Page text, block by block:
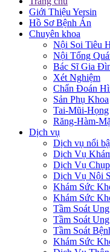
Giới Thiệu Yersin
Hồ Sơ Bệnh Án
Chuyên khoa
Nội Soi Tiêu
Nội Tổng
Bác Sĩ Gia
Xét Nghiệm
Chẩn Đoán
Sản Phụ Khoa
Tai-Mũi-Họng
Răng-Hàm-
Dịch vụ
Dịch vụ nổi
Dịch Vụ
Dịch Vụ
Dịch Vụ Nội
Khám Sức
Khám Sức
Tầm Soát
Tầm Soát
Tầm Soát
Khám Sức